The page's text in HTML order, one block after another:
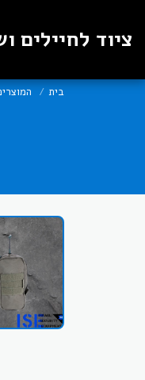
ציוד לחיילים
בית